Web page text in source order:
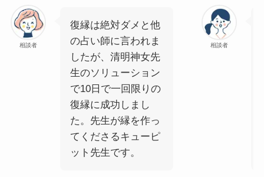
相談者
復縁は絶対ダメと他
の占い師に言われま
したが、清明神女先
生のソリューション
で10日で一回限りの
復縁に成功しまし
た。先生が縁を作っ
てくださるキューピ
ット先生です。
相談者